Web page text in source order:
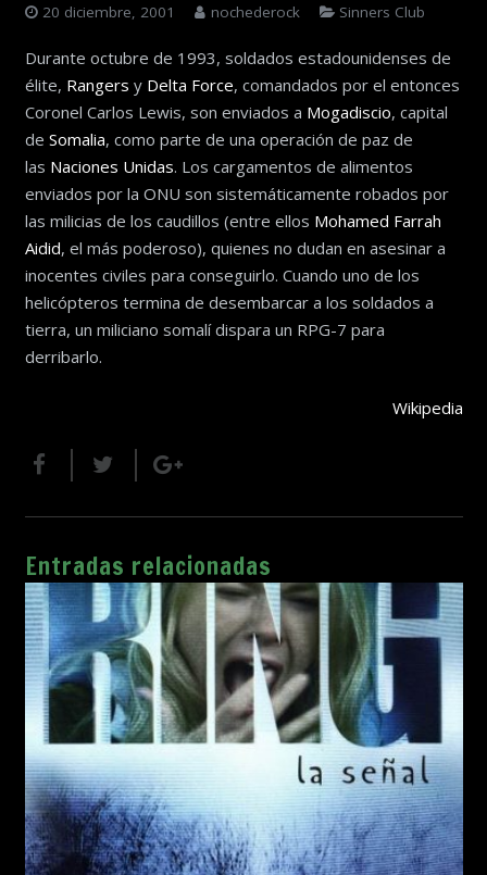
20 diciembre, 2001 nochederock Sinners Club
Durante octubre de 1993, soldados estadounidenses de
élite, Rangers y Delta Force, comandados por el entonces
Coronel Carlos Lewis, son enviados a Mogadiscio, capital
de Somalia, como parte de una operación de paz de
las Naciones Unidas. Los cargamentos de alimentos
enviados por la ONU son sistemáticamente robados por
las milicias de los caudillos (entre ellos Mohamed Farrah
Aidid, el más poderoso), quienes no dudan en asesinar a
inocentes civiles para conseguirlo. Cuando uno de los
helicópteros termina de desembarcar a los soldados a
tierra, un miliciano somalí dispara un RPG-7 para
derribarlo.
Wikipedia
Entradas relacionadas